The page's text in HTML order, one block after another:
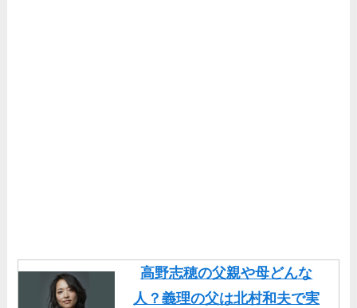
高野志穂の父親や母どんな
人？義理の父は北村和夫で実